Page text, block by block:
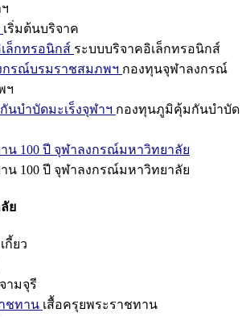
เริ่มต้นบริจาค
ล็กทรอนิกส์ ระบบบริจาคอิเล็กทรอนิกส์
กรณ์บรมราชสมภพฯ กองทุนจุฬาลงกรณ์
ฯ
บำบัดมะเร็งจุฬาฯ กองทุนภูมิคุ้มกันบำบัด
น 100 ปี จุฬาลงกรณ์มหาวิทยาลัย
น 100 ปี จุฬาลงกรณ์มหาวิทยาลัย
ย
กี้ยว
ามจุรี
ชทาน เสื้อครุยพระราชทาน